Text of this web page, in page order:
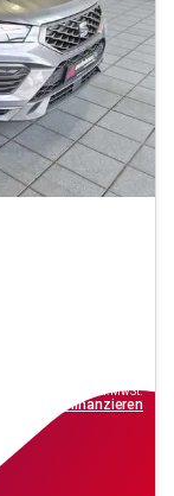
inkl.MwSt.
finanzieren